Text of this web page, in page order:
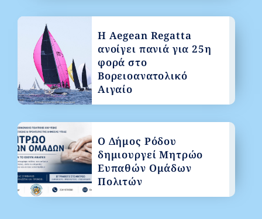
Η Aegean Regatta
ανοίγει πανιά για 25η
φορά στο
Βορειοανατολικό
Αιγαίο
Ο Δήμος Ρόδου
δημιουργεί Μητρώο
Ευπαθών Ομάδων
Πολιτών